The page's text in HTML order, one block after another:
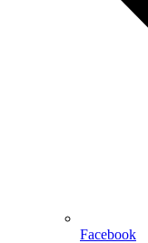
Facebook